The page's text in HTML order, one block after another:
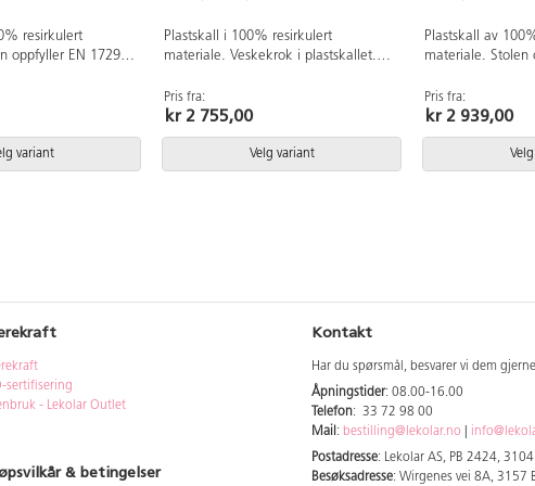
resirkulert
oppfyller EN 1729-
og 176 cm sitter
riktig.
henges opp hvis
å gjøre ren.
variant
Plastskall i 100% resirkulert
materiale. Veskekrok i plastskallet.
innebærer at brukere mellom 146-
188 cm sitter bekvemt og ergonomisk
Kan stables, maks 4 stoler.
Sølvlakkert understell RAL 9006.
Pris fra:
kr 2 755,00
Velg variant
Plastskall av
materiale. Stolen
brukere mellom
bekvemt og
maks 4 stler. Kan
stolen snus.
Pris fra:
kr 2 939,00
sertifisering
- Lekolar Outlet
& betingelser
Kontakt
Har du spørsmål, besvarer vi dem
Åpningstider: 08.00-16.00
Telefon: 33 72 98 00
Mail : bestilling@lekolar.no
Postadresse: Lekolar AS, PB 2424,
Besøksadresse: Wirgenes vei 8A, 3157